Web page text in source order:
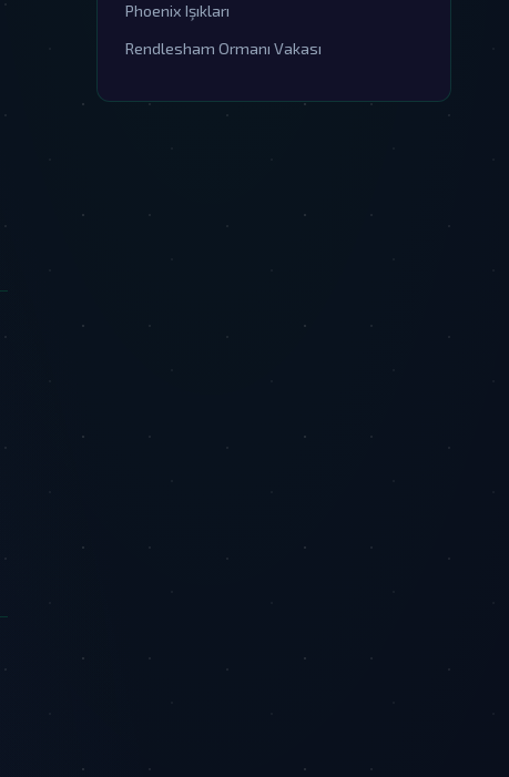
Phoenix Işıkları
Rendlesham Ormanı Vakası